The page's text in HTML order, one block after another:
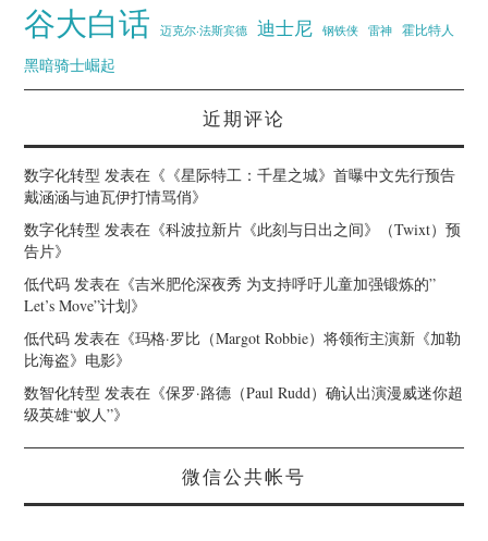
谷大白话 迈克尔·法斯宾德 迪士尼 钢铁侠 雷神 霍比特人
黑暗骑士崛起
近期评论
数字化转型 发表在《 《星际特工：千星之城》首曝中文先行预告
戴涵涵与迪瓦伊打情骂俏》
数字化转型 发表在《科波拉新片《此刻与日出之间》（Twixt）预
告片》
低代码 发表在《吉米肥伦深夜秀 为支持呼吁儿童加强锻炼的”
Let’s Move”计划》
低代码 发表在《玛格·罗比（Margot Robbie）将领衔主演新《加勒
比海盗》电影》
数智化转型 发表在《保罗·路德（Paul Rudd）确认出演漫威迷你超
级英雄“蚁人”》
微信公共帐号